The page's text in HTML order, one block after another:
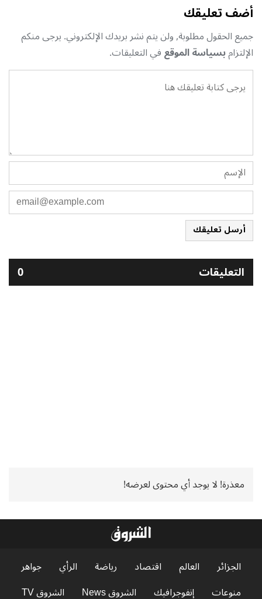
أضف تعليقك
جميع الحقول مطلوبة, ولن يتم نشر بريدك الإلكتروني. يرجى منكم
الإلتزامبسياسة الموقعفي التعليقات.
أرسل تعليقك
التعليقات 0
معذرة! لا يوجد أي محتوى لعرضه!
الجزائر العالم اقتصاد رياضة الرأي
جواهر
منوعات
إنفوجرافيك الشروق News الشروق TV